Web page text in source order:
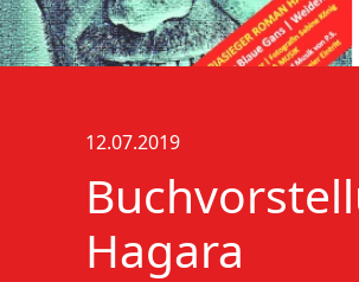
12.07.2019
Hagara